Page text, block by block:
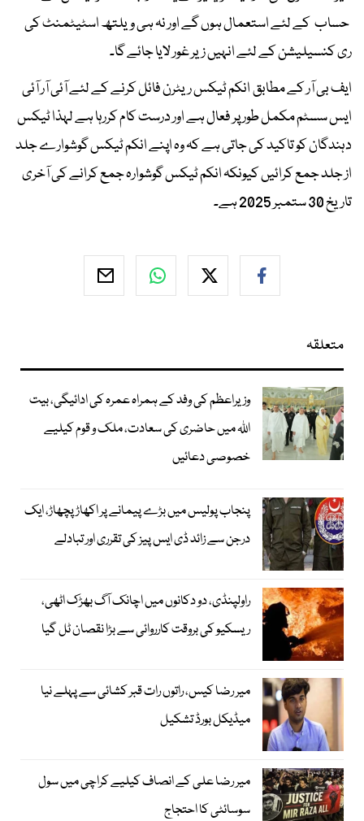
حساب کے لئے استعمال ہوں گے اور نہ ہی ویلتھ اسٹیٹمنٹ کی
ری کنسیلیشن کے لئے انہیں زیر غور لایا جائے گا۔
ایف بی آر کے مطابق انکم ٹیکس ریٹرن فائل کرنے کے لئے آئی آر آئی
ایس سسٹم مکمل طور پر فعال ہے اور درست کام کررہا ہے لہذا ٹیکس
دہندگان کو تاکید کی جاتی ہے کہ وہ اپنے انکم ٹیکس گوشوارے جلد
از جلد جمع کرائیں کیونکہ انکم ٹیکس گوشوارہ جمع کرانے کی آخری
تاریخ 30 ستمبر 2025 ہے۔
متعلقہ
وزیراعظم کی وفد کے ہمراہ عمرہ کی ادائیگی، بیت
اللہ میں حاضری کی سعادت، ملک و قوم کیلیے
خصوصی دعائیں
پنجاب پولیس میں بڑے پیمانے پر اکھاڑ پچھاڑ، ایک
درجن سے زائد ڈی ایس پیز کی تقرری اور تبادلے
راولپنڈی، دو دکانوں میں اچانک آگ بھڑک اٹھی،
ریسکیو کی بروقت کارروائی سے بڑا نقصان ٹل گیا
میر رضا کیس، راتوں رات قبر کشائی سے پہلے نیا
میڈیکل بورڈ تشکیل
میر رضا علی کے انصاف کیلیے کراچی میں سول
سوسائٹی کا احتجاج